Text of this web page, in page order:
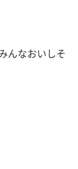
んなおいしそ